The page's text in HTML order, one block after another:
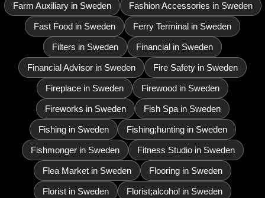
Farm Auxiliary in Sweden Fashion Accessories in Sweden
Fast Food in Sweden Ferry Terminal in Sweden
Filters in Sweden Financial in Sweden
Financial Advisor in Sweden Fire Safety in Sweden
Fireplace in Sweden Firewood in Sweden
Fireworks in Sweden Fish Spa in Sweden
Fishing in Sweden Fishing;hunting in Sweden
Fishmonger in Sweden Fitness Studio in Sweden
Flea Market in Sweden Flooring in Sweden
Florist in Sweden Florist;alcohol in Sweden